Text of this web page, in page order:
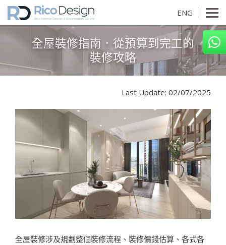
ENG
全屋裝修指南．從預算到完工的
裝修攻略
Last Update: 02/07/2025
全屋裝修涉及規劃整個裝修流程、裝修價錢估算、各式各